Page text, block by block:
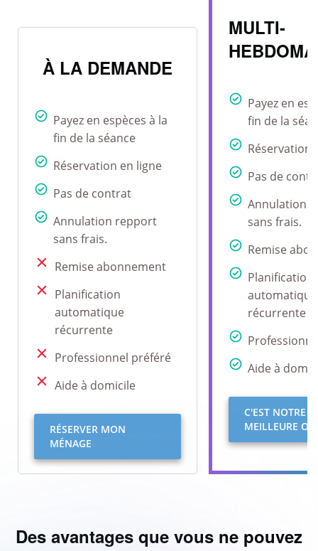
MULTI-
Payez en
fin de la
Réservation
Pas de
Annulation
sans frais.
Remise
Planification
automatique
récurrente
Aide à
C'EST NOTRE
MEILLEURE
À LA DEMANDE
Payez en espèces à la
fin de la séance
Réservation en ligne
Pas de contrat
Annulation repport
sans frais.
Remise abonnement
Planification
automatique
récurrente
Professionnel préféré
Aide à domicile
RÉSERVER MON
MÉNAGE
Des avantages que vous ne pouvez